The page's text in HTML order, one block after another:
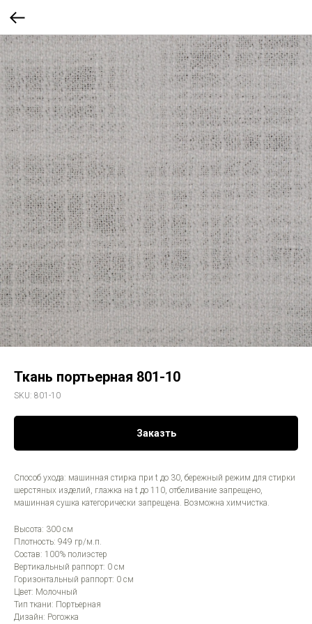
Ткань портьерная 801-10
SKU: 801-10
Заказть
Способ ухода: машинная стирка при t до 30, бережный режим для стирки
шерстяных изделий, глажка на t до 110, отбеливание запрещено,
машинная сушка категорически запрещена. Возможна химчистка.
Высота: 300 см
Плотность: 949 гр/м.п.
Состав: 100% полиэстер
Вертикальный раппорт: 0 см
Горизонтальный раппорт: 0 см
Цвет: Молочный
Тип ткани: Портьерная
Дизайн: Рогожка